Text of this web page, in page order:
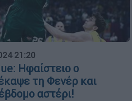
21:20
Ηφαίστειο ο
τη Φενέρ και
αστέρι!